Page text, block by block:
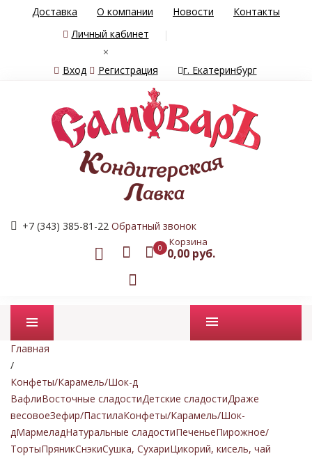
Доставка О компании Новости
Контакты
Личный кабинет
×
Вход
Регистрация г. Екатеринбург
+7 (343) 385-81-22 Обратный звонок
0 Корзина
0,00 руб.
Промо товары
Главная
/
Конфеты/Карамель/Шок-д
ВафлиВосточные сладостиДетские сладостиДраже
весовоеЗефир/ПастилаКонфеты/Карамель/Шок-
дМармеладНатуральные сладостиПеченьеПирожное/
ТортыПряникСнэкиСушка, СухариЦикорий, кисель, чай